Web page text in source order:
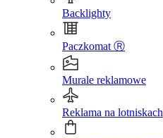
Backlighty
Paczkomat Ⓡ
Murale reklamowe
Reklama na lotniskach